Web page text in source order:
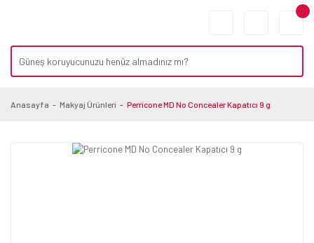
Anasayfa Makyaj Ürünleri Perricone MD No Concealer Kapatıcı 9 g